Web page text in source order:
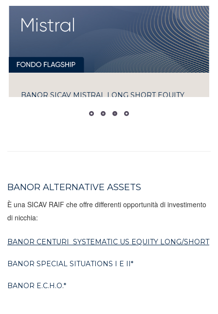
BANOR SICAV MISTRAL LONG SHORT EQUITY
Strategia long/short sui leader di mercato europei
SCOPRI DI PIÙ
BANOR ALTERNATIVE ASSETS
È una SICAV RAIF che offre differenti opportunità di investimento
di nicchia:
BANOR CENTURI SYSTEMATIC US EQUITY LONG/SHORT
BANOR SPECIAL SITUATIONS I E II*
BANOR E.C.H.O.*